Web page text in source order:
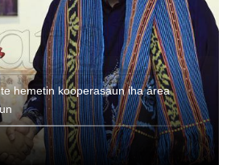
hemetin kooperasaun iha área